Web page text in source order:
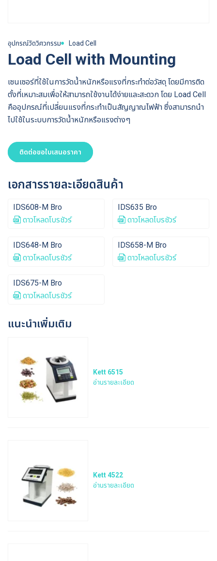
อุปกรณ์วัดวิศวกรรม Load Cell
Load Cell with Mounting
เซนเซอร์ที่ใช้ในการวัดน้ำหนักหรือแรงที่กระทำต่อวัสดุ โดยมีการติด
ตั้งที่เหมาะสมเพื่อให้สามารถใช้งานได้ง่ายและสะดวก โดย Load Cell
คืออุปกรณ์ที่เปลี่ยนแรงที่กระทำเป็นสัญญาณไฟฟ้า ซึ่งสามารถนำ
ไปใช้ในระบบการวัดน้ำหนักหรือแรงต่างๆ
ติดต่อขอใบเสนอราคา
เอกสารรายละเอียดสินค้า
IDS608-M Bro
ดาวโหลดโบรชัวร์
IDS635 Bro
ดาวโหลดโบรชัวร์
IDS648-M Bro
ดาวโหลดโบรชัวร์
IDS658-M Bro
ดาวโหลดโบรชัวร์
IDS675-M Bro
ดาวโหลดโบรชัวร์
แนะนำเพิ่มเติม
Kett 6515
อ่านรายละเอียด
Kett 4522
อ่านรายละเอียด